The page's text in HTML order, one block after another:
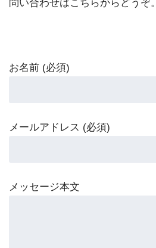
問い合わせはこちらからどうぞ。
お名前 (必須)
メールアドレス (必須)
メッセージ本文